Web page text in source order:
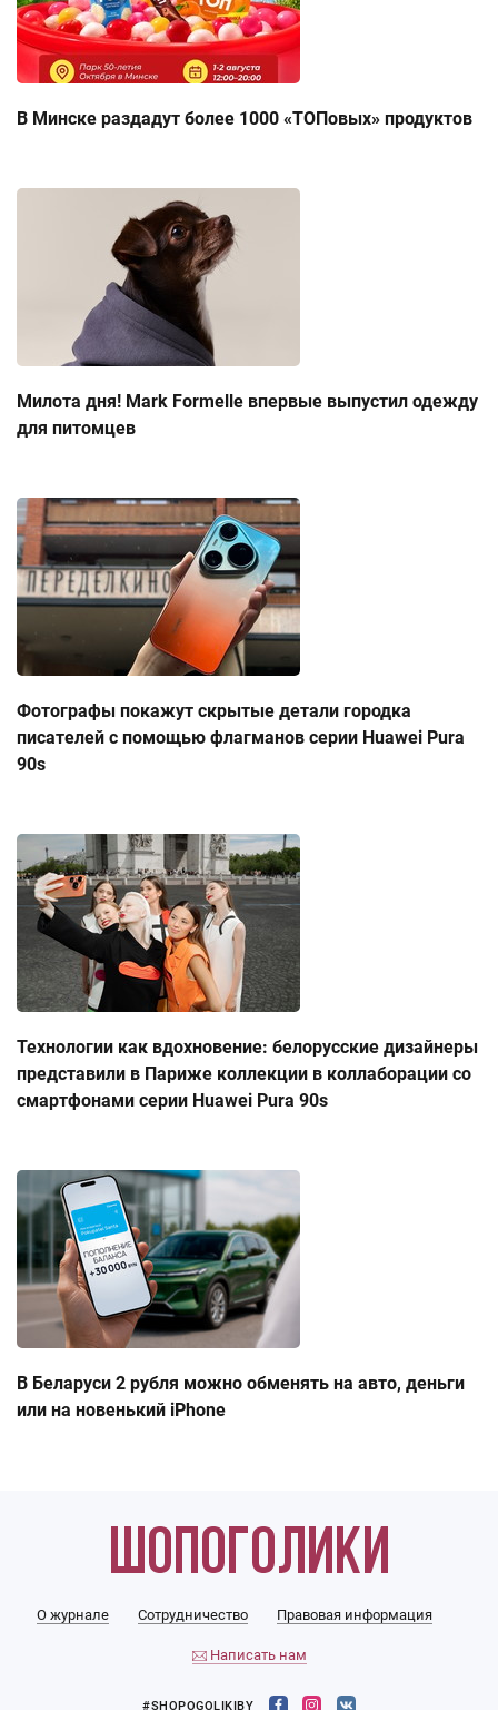
В Минске раздадут более 1000 «ТОПовых» продуктов
Милота дня! Mark Formelle впервые выпустил одежду
для питомцев
Фотографы покажут скрытые детали городка
писателей с помощью флагманов серии Huawei Pura
90s
Технологии как вдохновение: белорусские дизайнеры
представили в Париже коллекции в коллаборации со
смартфонами серии Huawei Pura 90s
В Беларуси 2 рубля можно обменять на авто, деньги
или на новенький iPhone
О журнале Сотрудничество Правовая информация
Написать нам
#SHOPOGOLIKIBY